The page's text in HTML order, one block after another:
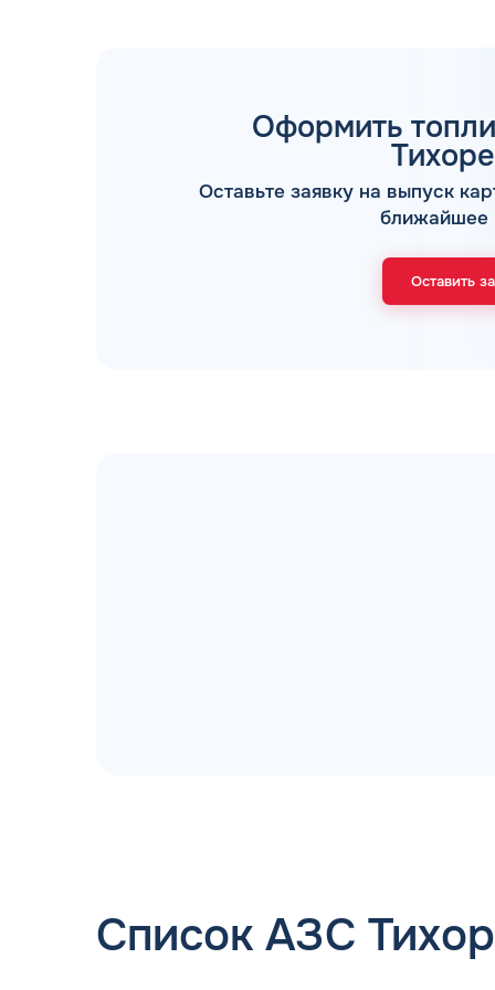
Оформить
Оставьте заявку на выпуск
ближайшее
Оставить
Список АЗС
ТОПЛИВНЫЕ
Мы свяжемся с